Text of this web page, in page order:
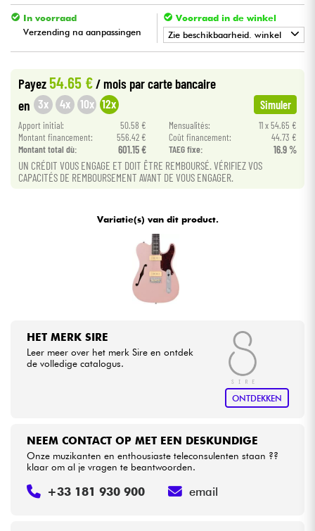
Viool & Quatuor
Kinderen
Kabels & toebehoren
HiFi
Sets
In voorraad
Verzending na aanpassingen
Voorraad in de winkel
Zie beschikbaarheid. winkel
•
Payez54.65 € / mois par carte bancaire
en 3x 4x 10x 12x Simuler
Apport initial: 50.58 € Mensualités:
11 x 54.65 €
Montant financement:
556.42 € Coût financement:
44.73 €
Montant total dù:
601.15 € TAEG fixe: 16.9 %
UN CRÉDIT VOUS ENGAGE ET DOIT ÊTRE REMBOURSÉ. VÉRIFIEZ VOS
CAPACITÉS DE REMBOURSEMENT AVANT DE VOUS ENGAGER.
Variatie(s) van dit product.
HET MERK SIRE
Leer meer over het merk Sire en ontdek
de volledige catalogus.
ONTDEKKEN
NEEM CONTACT OP MET EEN DESKUNDIGE
Onze muzikanten en enthousiaste teleconsulenten staan ??
klaar om al je vragen te beantwoorden.
+33 181 930 900 email